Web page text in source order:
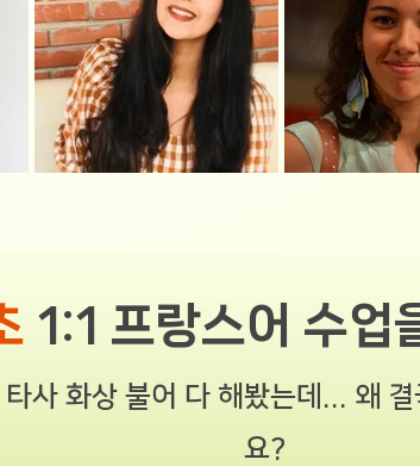
1:1 프랑스어 수업
사 화상 불어 다 해봤는데... 왜
요?